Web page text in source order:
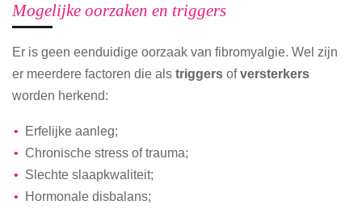
Mogelijke oorzaken en triggers
Er is geen eenduidige oorzaak van fibromyalgie. Wel zijn
er meerdere factoren die als triggers ofversterkers
worden herkend:
Erfelijke aanleg;
Chronische stress of trauma;
Slechte slaapkwaliteit;
Hormonale disbalans;